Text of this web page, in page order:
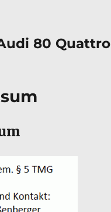
80 Quattro